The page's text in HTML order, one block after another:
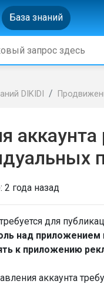
База знаний
DIKIDI
2 года назад
для
над приложением
к приложению
аккаунта